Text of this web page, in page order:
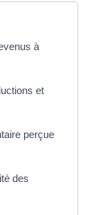
à
et
perçue
des